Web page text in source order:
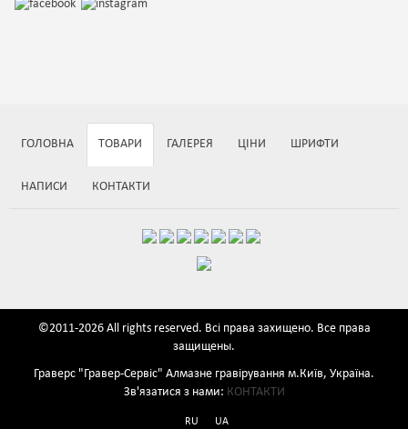
ГОЛОВНА ТОВАРИ ГАЛЕРЕЯ ЦІНИ ШРИФТИ
НАПИСИ КОНТАКТИ
©2011-2026 All rights reserved. Всі права захищено. Все права
защищены.
Граверс "Гравер-Сервіс" Алмазне гравірування м.Київ, Україна.
Зв'язатися з нами: КОНТАКТИ
RU UA